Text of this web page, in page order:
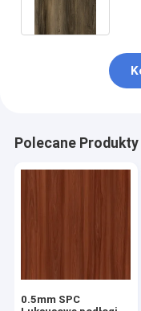
Polecane Produkty
0.5mm SPC